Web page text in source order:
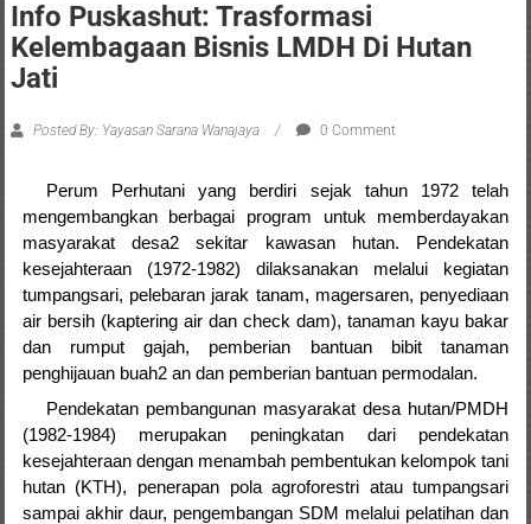
Info Puskashut: Trasformasi
Kelembagaan Bisnis LMDH Di Hutan
Jati
Posted By: Yayasan Sarana Wanajaya 0 Comment
Perum Perhutani yang berdiri sejak tahun 1972 telah
mengembangkan berbagai program untuk memberdayakan
masyarakat desa2 sekitar kawasan hutan. Pendekatan
kesejahteraan (1972-1982) dilaksanakan melalui kegiatan
tumpangsari, pelebaran jarak tanam, magersaren, penyediaan
air bersih (kaptering air dan check dam), tanaman kayu bakar
dan rumput gajah, pemberian bantuan bibit tanaman
penghijauan buah2 an dan pemberian bantuan permodalan.
Pendekatan pembangunan masyarakat desa hutan/PMDH
(1982-1984) merupakan peningkatan dari pendekatan
kesejahteraan dengan menambah pembentukan kelompok tani
hutan (KTH), penerapan pola agroforestri atau tumpangsari
sampai akhir daur, pengembangan SDM melalui pelatihan dan